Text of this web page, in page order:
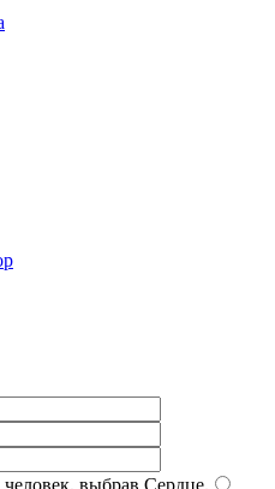
выбрав Сердце.